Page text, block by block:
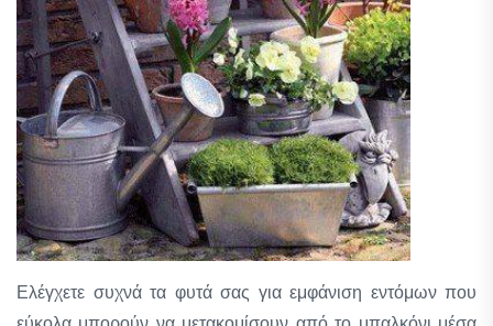
Ελέγχετε συχνά τα φυτά σας για εμφάνιση εντόμων που